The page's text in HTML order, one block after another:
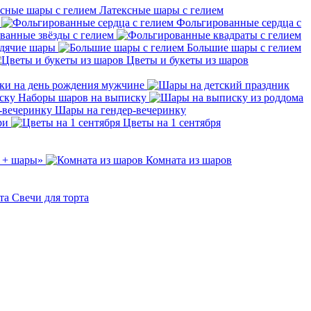
Латексные шары с гелием
Фольгированные сердца с
звёзды с гелием
шары
Большие шары с гелием
Цветы и букеты из шаров
на день рождения мужчине
Наборы шаров на выписку
Шары на гендер-вечеринку
Цветы на 1 сентября
+ шары» Комната из шаров
Свечи для торта